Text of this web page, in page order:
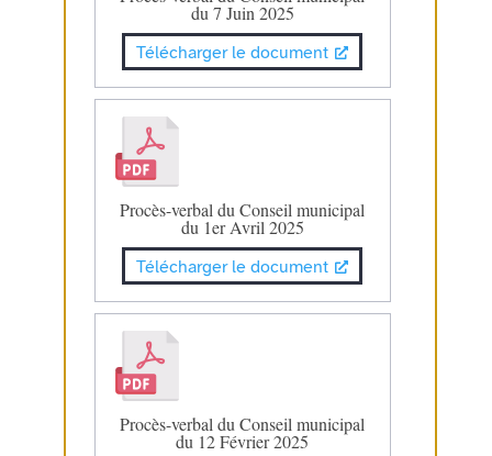
du 7 Juin 2025
Télécharger le document
Procès-verbal du Conseil municipal
du 1er Avril 2025
Télécharger le document
Procès-verbal du Conseil municipal
du 12 Février 2025